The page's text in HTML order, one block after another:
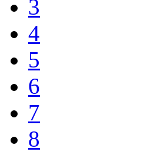
3
4
5
6
7
8